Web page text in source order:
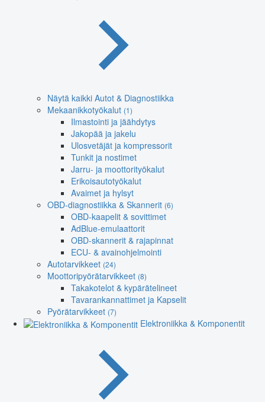
Näytä kaikki Autot & Diagnostiikka
Mekaanikkotyökalut (1)
Ilmastointi ja jäähdytys
Jakopää ja jakelu
Ulosvetäjät ja kompressorit
Tunkit ja nostimet
Jarru- ja moottorityökalut
Erikoisautotyökalut
Avaimet ja hylsyt
OBD-diagnostiikka & Skannerit (6)
OBD-kaapelit & sovittimet
AdBlue-emulaattorit
OBD-skannerit & rajapinnat
ECU- & avainohjelmointi
Autotarvikkeet (24)
Moottoripyörätarvikkeet (8)
Takakotelot & kypärätelineet
Tavarankannattimet ja Kapselit
Pyörätarvikkeet (7)
Elektroniikka & Komponentit